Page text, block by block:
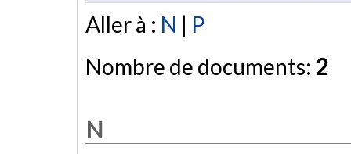
Aller à : N | P
Nombre de documents: 2
N